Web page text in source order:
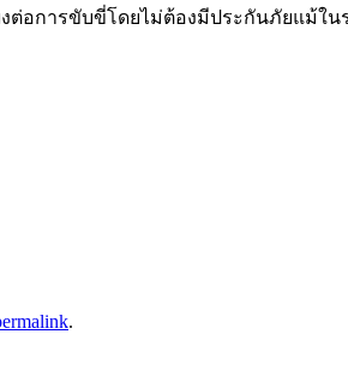
การขับขี่โดยไม่ต้องมีประกันภัยแม้ใ
.